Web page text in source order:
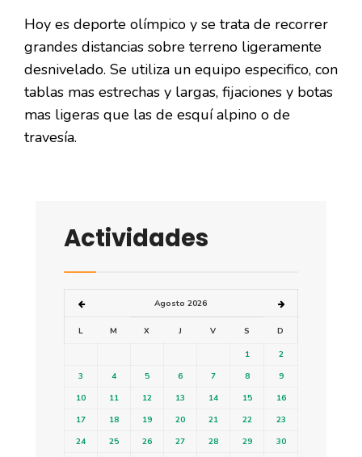
Hoy es deporte olímpico y se trata de recorrer
grandes distancias sobre terreno ligeramente
desnivelado. Se utiliza un equipo especifico, con
tablas mas estrechas y largas, fijaciones y botas
mas ligeras que las de esquí alpino o de
travesía.
Actividades
Agosto 2026
L M X J V S D
1
2
3
4 5 6 7 8
9
10
11 12 13 14 15
16
17
18 19 20 21 22
23
24
25 26 27 28 29
30